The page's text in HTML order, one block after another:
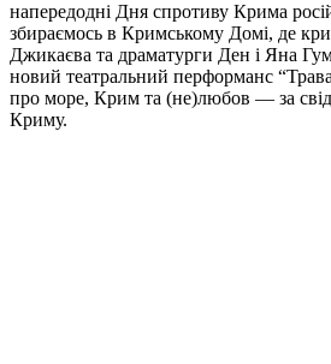
напередодні Дня спротиву Крима
збираємось в Кримському Домі, де
Джикаєва та драматурги Ден і Яна
новий театральний перформанс
про море, Крим та (не)любов — за
Криму.